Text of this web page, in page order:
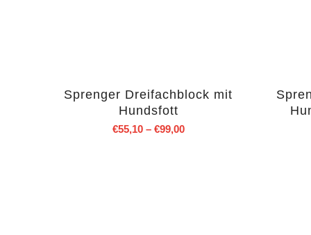
Sprenger Dreifachblock mit
Hundsfott
€55,10– €99,00